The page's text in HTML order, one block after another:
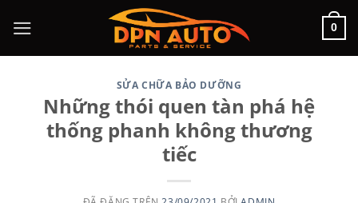
đến
nội
0
SỬA CHỮA BẢO DƯỠNG
Những thói quen tàn phá hệ
thống phanh không thương
tiếc